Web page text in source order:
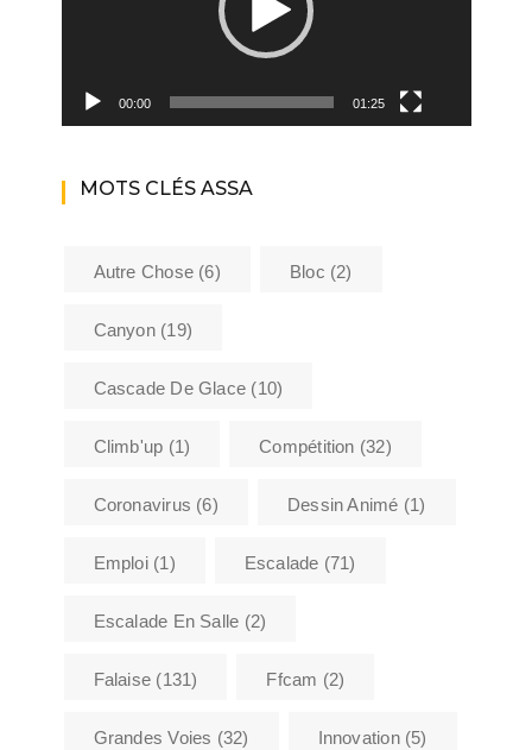
00:00 01:25
MOTS CLÉS ASSA
Autre Chose(6) Bloc (2)
Canyon(19)
Cascade De Glace (10)
Climb'up (1) Compétition (32)
Coronavirus (6) Dessin Animé (1)
Emploi(1) Escalade (71)
Escalade En Salle (2)
Falaise (131) Ffcam (2)
Grandes Voies (32) Innovation(5)